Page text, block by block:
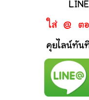
ใส่ @ ตอ
คุยไลน์ทัน